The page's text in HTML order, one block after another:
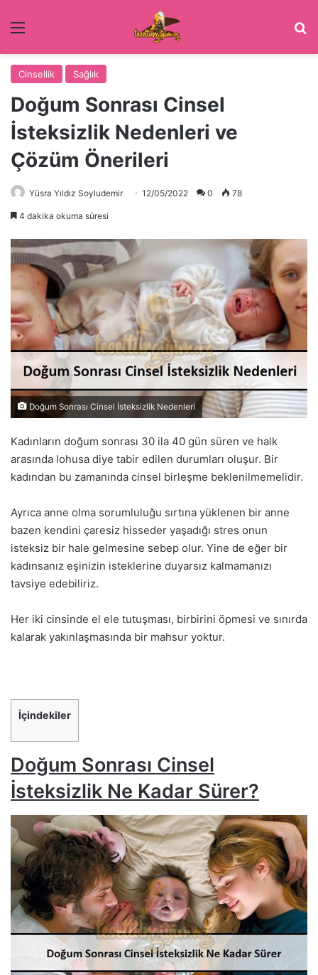
Menü
Cinsellik Sağlık
Doğum Sonrası Cinsel
İsteksizlik Nedenleri ve
Çözüm Önerileri
Yüsra Yıldız Soyludemir 12/05/2022 0 78
4 dakika okuma süresi
Doğum Sonrası Cinsel İsteksizlik Nedenleri
Kadınların doğum sonrası 30 ila 40 gün süren ve halk
arasında lohusa diye tabir edilen durumları oluşur. Bir
kadından bu zamanında cinsel birleşme beklenilmemelidir.
Ayrıca anne olma sorumluluğu sırtına yüklenen bir anne
bazen kendini çaresiz hisseder yaşadığı stres onun
isteksiz bir hale gelmesine sebep olur. Yine de eğer bir
kadınsanız eşinizin isteklerine duyarsız kalmamanızı
tavsiye edebiliriz.
Her iki cinsinde el ele tutuşması, birbirini öpmesi ve sınırda
kalarak yakınlaşmasında bir mahsur yoktur.
İçindekiler
Doğum Sonrası Cinsel
İsteksizlik Ne Kadar Sürer?